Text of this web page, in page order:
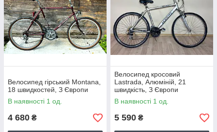
Велосипед гірський Montana,
18 швидкостей, З Європи
В наявності 1 од.
4 680 ₴
Велосипед кросовий
Lastrada, Алюміній, 21
швидкість, З Європи
В наявності 1 од.
5 590 ₴